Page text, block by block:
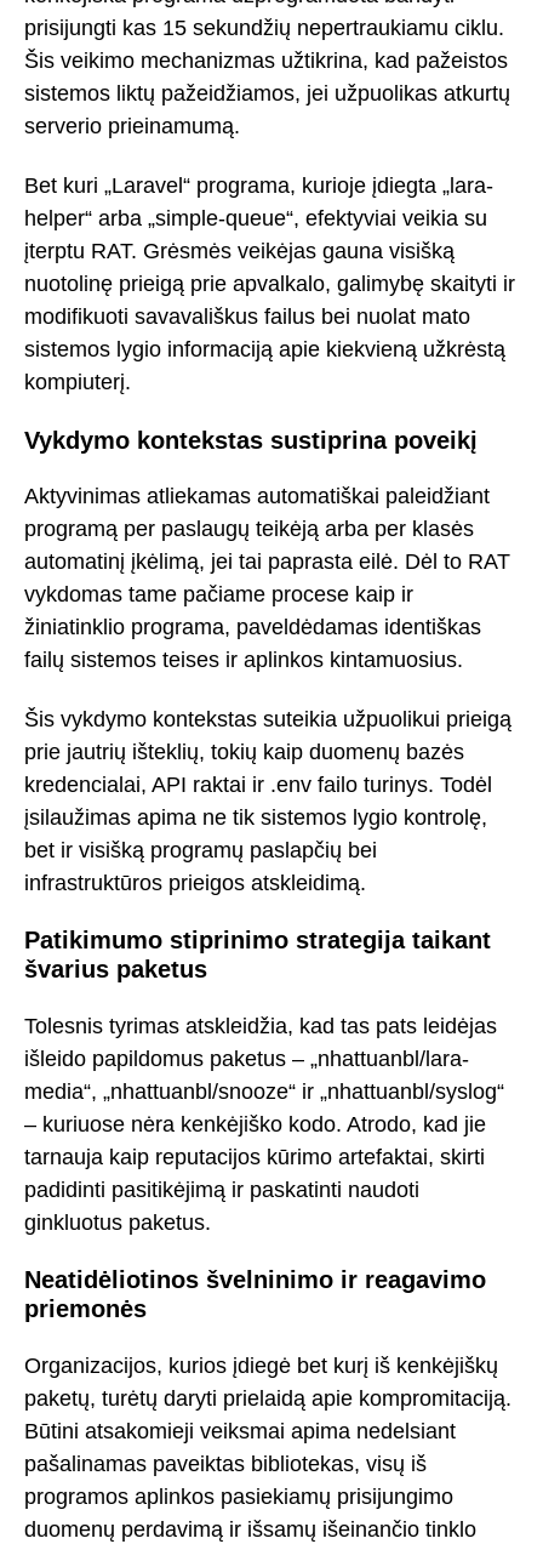
prisijungti kas 15 sekundžių nepertraukiamu ciklu.
Šis veikimo mechanizmas užtikrina, kad pažeistos
sistemos liktų pažeidžiamos, jei užpuolikas atkurtų
serverio prieinamumą.
Bet kuri „Laravel“ programa, kurioje įdiegta „lara-
helper“ arba „simple-queue“, efektyviai veikia su
įterptu RAT. Grėsmės veikėjas gauna visišką
nuotolinę prieigą prie apvalkalo, galimybę skaityti ir
modifikuoti savavališkus failus bei nuolat mato
sistemos lygio informaciją apie kiekvieną užkrėstą
kompiuterį.
Vykdymo kontekstas sustiprina poveikį
Aktyvinimas atliekamas automatiškai paleidžiant
programą per paslaugų teikėją arba per klasės
automatinį įkėlimą, jei tai paprasta eilė. Dėl to RAT
vykdomas tame pačiame procese kaip ir
žiniatinklio programa, paveldėdamas identiškas
failų sistemos teises ir aplinkos kintamuosius.
Šis vykdymo kontekstas suteikia užpuolikui prieigą
prie jautrių išteklių, tokių kaip duomenų bazės
kredencialai, API raktai ir .env failo turinys. Todėl
įsilaužimas apima ne tik sistemos lygio kontrolę,
bet ir visišką programų paslapčių bei
infrastruktūros prieigos atskleidimą.
Patikimumo stiprinimo strategija taikant
švarius paketus
Tolesnis tyrimas atskleidžia, kad tas pats leidėjas
išleido papildomus paketus – „nhattuanbl/lara-
media“, „nhattuanbl/snooze“ ir „nhattuanbl/syslog“
– kuriuose nėra kenkėjiško kodo. Atrodo, kad jie
tarnauja kaip reputacijos kūrimo artefaktai, skirti
padidinti pasitikėjimą ir paskatinti naudoti
ginkluotus paketus.
Neatidėliotinos švelninimo ir reagavimo
priemonės
Organizacijos, kurios įdiegė bet kurį iš kenkėjiškų
paketų, turėtų daryti prielaidą apie kompromitaciją.
Būtini atsakomieji veiksmai apima nedelsiant
pašalinamas paveiktas bibliotekas, visų iš
programos aplinkos pasiekiamų prisijungimo
duomenų perdavimą ir išsamų išeinančio tinklo